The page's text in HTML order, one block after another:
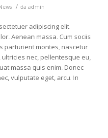
/ da admin
adipiscing elit.
Aenean massa. Cum sociis
parturient montes, nascetur
nec, pellentesque eu,
massa quis enim. Donec
vulputate eget, arcu. In